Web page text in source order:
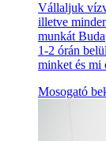
Vállaljuk
illetve
munkát
1-2 órán
minket és mi
Mosogató